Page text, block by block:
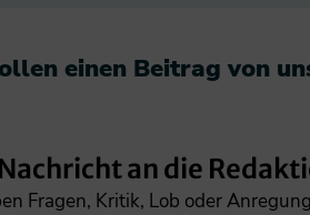
einen Beitrag von
an die
Fragen, Kritik, Lob oder